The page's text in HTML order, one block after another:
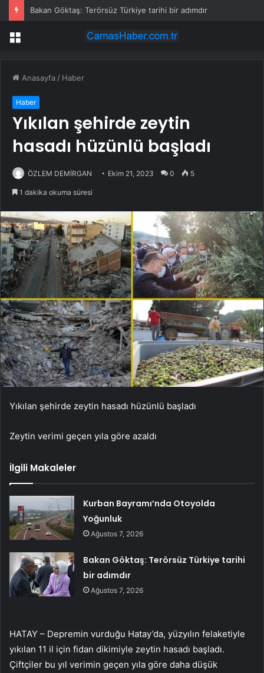
Bakan Göktaş: Terörsüz Türkiye tarihi bir adımdır
Menü
Anasayfa / Haber
Haber
Yıkılan şehirde zeytin
hasadı hüzünlü başladı
ÖZLEM DEMİRGAN Ekim 21, 2023 0 5
1 dakika okuma süresi
Yıkılan şehirde zeytin hasadı hüzünlü başladı
Zeytin verimi geçen yıla göre azaldı
İlgili Makaleler
Kurban Bayramı’nda Otoyolda
Yoğunluk
Ağustos 7, 2026
Bakan Göktaş: Terörsüz Türkiye tarihi
bir adımdır
Ağustos 7, 2026
HATAY – Depremin vurduğu Hatay’da, yüzyılın felaketiyle
yıkılan 11 il için fidan dikimiyle zeytin hasadı başladı.
Çiftçiler bu yıl verimin geçen yıla göre daha düşük